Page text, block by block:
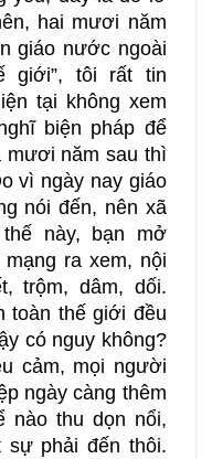
hai mươi năm
giáo nước ngoài
giới”, tôi rất tin
tại không xem
biện pháp để
năm sau thì
vì ngày nay giáo
nói đến, nên xã
này, bạn mở
ra xem, nội
trộm, dâm, dối.
toàn thế giới đều
có nguy không?
cảm, mọi người
ngày càng thêm
nào thu dọn nổi,
sự phải đến thôi.